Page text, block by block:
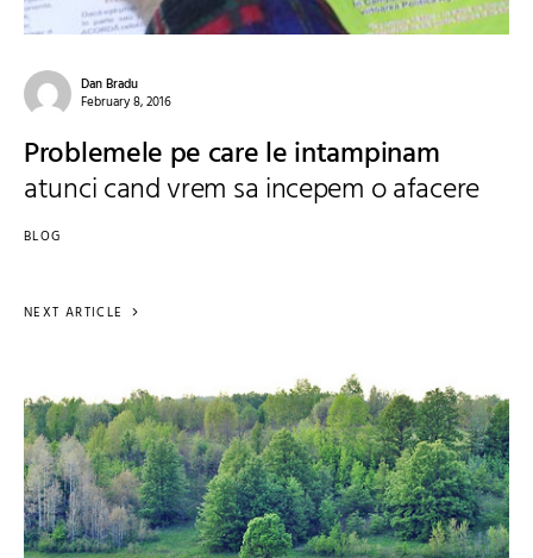
Dan Bradu
February 8, 2016
Problemele pe care le intampinam
atunci cand vrem sa incepem o afacere
BLOG
NEXT ARTICLE